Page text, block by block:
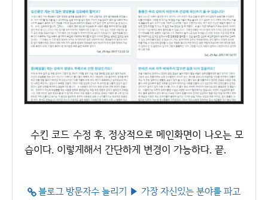
수킨 코드 수정 후, 정상적으로 메인화면이 나오는 모
습이다. 이렇게해서 간단하게 변경이 가능하다. 끝.
블로그 방문자수 늘리기 ▶ 가장 자신있는 분야를 파고